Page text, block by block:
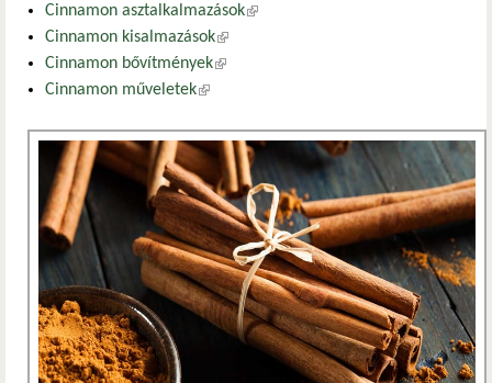
Cinnamon asztalkalmazások(külső hivatkozás)
Cinnamon kisalmazások(külső hivatkozás)
Cinnamon bővítmények(külső hivatkozás)
Cinnamon műveletek(külső hivatkozás)